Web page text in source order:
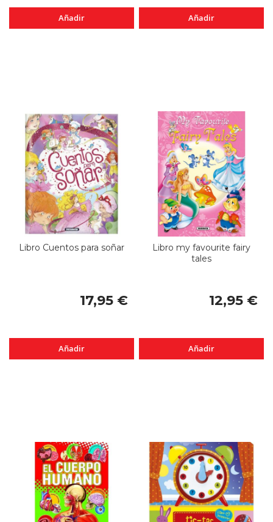
Añadir Añadir
Libro Cuentos para soñar
17,95 €
Añadir
Libro my favourite fairy
tales
12,95 €
Añadir